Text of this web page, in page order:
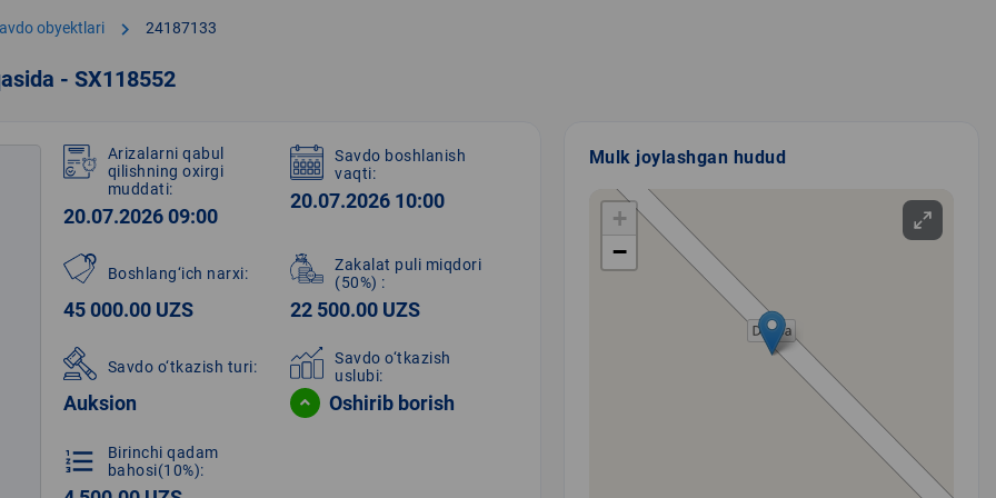
obyektlari chevron_right 24187133
- SX118552
Arizalarni qabul
qilishning oxirgi
muddati:
20.07.2026 09:00
Savdo boshlanish
vaqti:
20.07.2026 10:00
Boshlang‘ich narxi:
45 000.00 UZS
Zakalat puli miqdori
(50%) :
22 500.00 UZS
Savdo o‘tkazish turi:
Auksion
Savdo o‘tkazish
uslubi:
Oshirib borish
format_list_numbered
Birinchi qadam
bahosi(10%):
Mulk joylashgan hudud
+
−